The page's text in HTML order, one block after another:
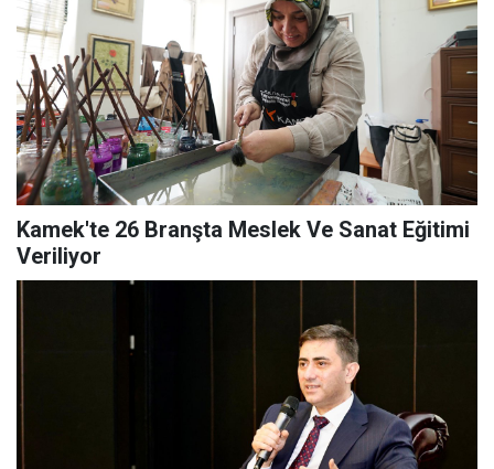
Kamek'te 26 Branşta Meslek Ve Sanat Eğitimi
Veriliyor